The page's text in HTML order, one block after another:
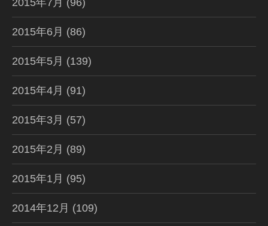
2015年6月 (86)
2015年5月 (139)
2015年4月 (91)
2015年3月 (57)
2015年2月 (89)
2015年1月 (95)
2014年12月 (109)